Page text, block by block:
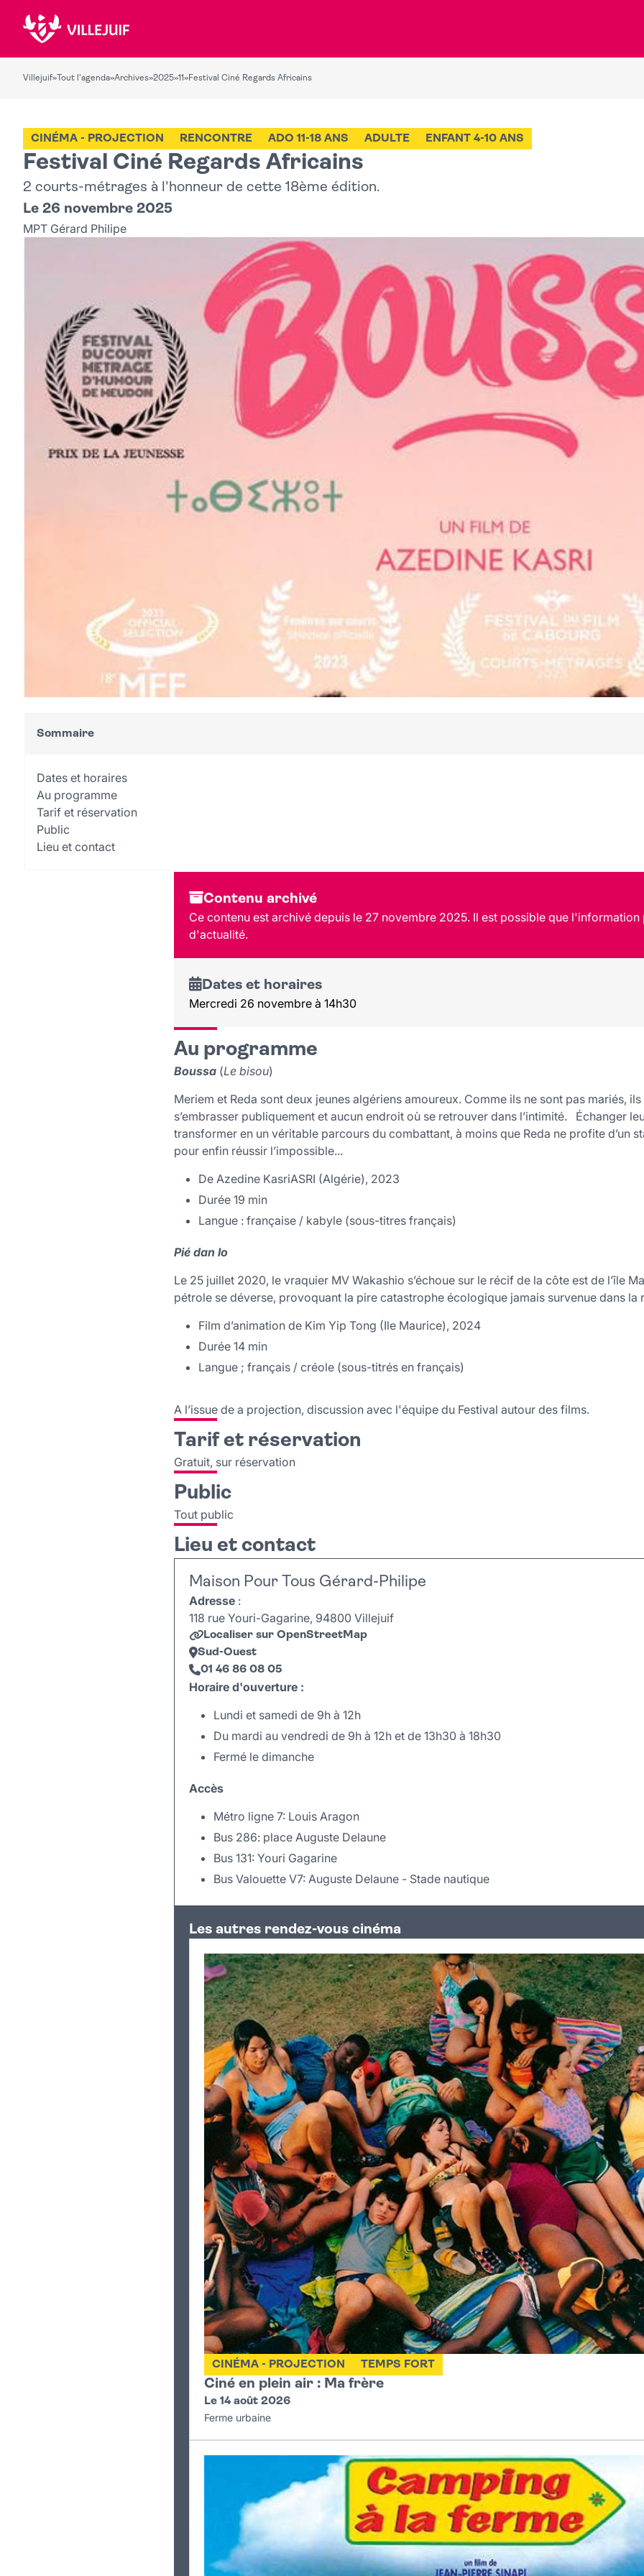
Villejuif» Tout l'agenda»Archives»2025»11»Festival Ciné Regards Africains
Festival Ciné Regards Africains
CINÉMA - PROJECTION RENCONTRE ADO 11-18 ANS ADULTE ENFANT 4-10 ANS
2 courts-métrages à l'honneur de cette 18ème édition.
Le 26 novembre 2025
MPT Gérard Philipe
Sommaire
Dates et horaires
Au programme
Tarif et réservation
Public
Lieu et contact
Contenu archivé
Ce contenu est archivé depuis le 27 novembre 2025. Il est possible que l'information
d'actualité.
Dates et horaires
Mercredi 26 novembre à 14h30
Au programme
Boussa (Le bisou)
Meriem et Reda sont deux jeunes algériens amoureux. Comme ils ne sont pas mariés,
s’embrasser publiquement et aucun endroit où se retrouver dans l’intimité. Échanger
transformer en un véritable parcours du combattant, à moins que Reda ne profite d’un
pour enfin réussir l’impossible...
De Azedine KasriASRI (Algérie), 2023
Durée 19 min
Langue : française / kabyle (sous-titres français)
Pié dan lo
Le 25 juillet 2020, le vraquier MV Wakashio s’échoue sur le récif de la côte est de l’île
pétrole se déverse, provoquant la pire catastrophe écologique jamais survenue dans la
Film d’animation de Kim Yip Tong (Ile Maurice), 2024
Durée 14 min
Langue ; français / créole (sous-titrés en français)
A l’issue de a projection, discussion avec l'équipe du Festival autour des films.
Tarif et réservation
Gratuit, sur réservation
Public
Tout public
Lieu et contact
Maison Pour Tous Gérard-Philipe
Adresse :
118 rue Youri-Gagarine, 94800 Villejuif
Localiser sur OpenStreetMap
Sud-Ouest
01 46 86 08 05
Horaire d'ouverture :
Lundi et samedi de 9h à 12h
Du mardi au vendredi de 9h à 12h et de 13h30 à 18h30
Fermé le dimanche
Accès
Métro ligne 7: Louis Aragon
Bus 286: place Auguste Delaune
Bus 131: Youri Gagarine
Bus Valouette V7: Auguste Delaune - Stade nautique
+
−
Les autres rendez-vous cinéma
Ciné en plein air : Ma frère
CINÉMA - PROJECTION TEMPS FORT
Le 14 août 2026
Ferme urbaine